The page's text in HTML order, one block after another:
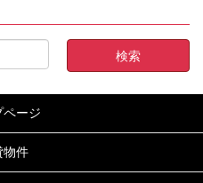
ページ
物件